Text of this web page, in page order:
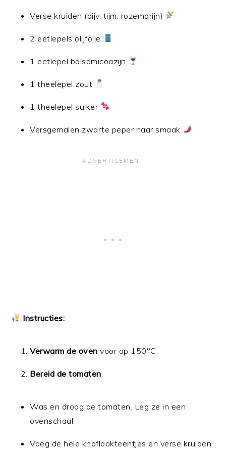
Verse kruiden (bijv. tijm, rozemarijn)
2 eetlepels olijfolie
1 eetlepel balsamicoazijn
1 theelepel zout
1 theelepel suiker
Versgemalen zwarte peper naar smaak
Instructies:
Verwarm de oven voor op 150°C.
Bereid de tomaten:
Was en droog de tomaten. Leg ze in een
ovenschaal.
Voeg de hele knoflookteentjes en verse kruiden